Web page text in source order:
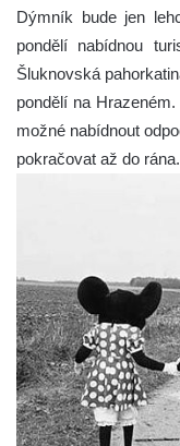
Dýmník bude jen
pondělí nabídnou
Šluknovská
pondělí na
možné nabídnout
pokračovat až do rána.